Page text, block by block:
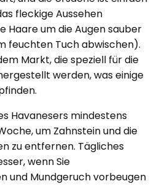
fleckige Aussehen
Haare um die Augen sauber
feuchten Tuch abwischen).
Markt, die speziell für die
werden, was einige
Havanesers mindestens
um Zahnstein und die
zu entfernen. Tägliches
wenn Sie
und Mundgeruch vorbeugen